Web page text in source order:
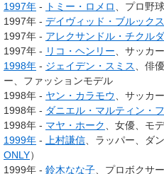
1997年 - トミー・ロメロ
、プロ野
1997年 - デイヴィッド・ブルックス
1997年 - アレクサンドル・チクル
1997年 - リコ・ヘンリー 、サッカ
1998年 - ジェイデン・スミス
、俳
ー、ファッションモデル
1998年 - ヤン・カラモウ
、サッカ
1998年 - ダニエル・マルティン・
1998年 - マヤ・ホーク
、女優、モ
1999年 - 上村謙信 、ラッパー、ダ
ONLY）
1999年 - 鈴木なな子 、プロボクサー